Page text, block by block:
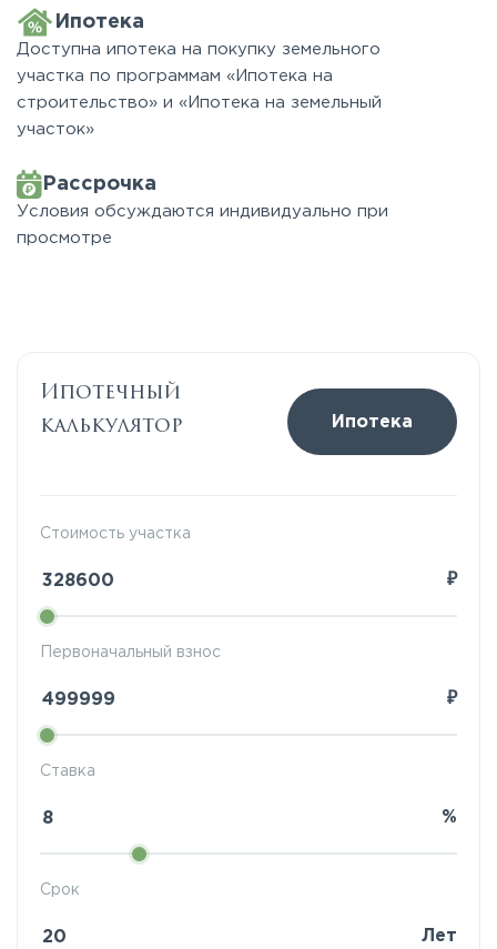
Ипотека
Доступна ипотека на покупку земельного
участка по программам «Ипотека на
строительство» и «Ипотека на земельный
участок»
Рассрочка
Условия обсуждаются индивидуально при
просмотре
Ипотечный
калькулятор
Ипотека
Стоимость участка
₽
Ставка
%
Первоначальный взнос
₽
Срок
Лет